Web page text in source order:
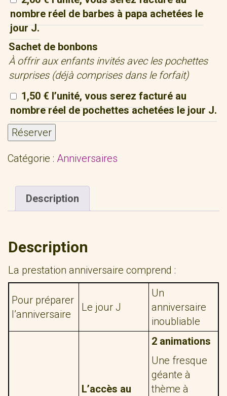
nombre réel de barbes à papa achetées le
jour J.
Sachet de bonbons
À offrir aux enfants invités avec les pochettes
surprises (déjà comprises dans le forfait)
1,50 € l’unité, vous serez facturé au
nombre réel de pochettes achetées le jour J.
Réserver
Catégorie : Anniversaires
Description
Description
La prestation anniversaire comprend :
Pour préparer
l’anniversaire
Le jour J
Un
anniversaire
inoubliable
L’accès au
2 animations
Une fresque
géante à
thème à